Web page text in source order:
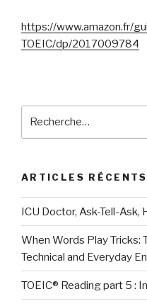
https://www.amazon.fr/
TOEIC/dp/2017009784
ARTICLES RÉCENTS
ICU Doctor, Ask-Tell-
When Words Play Tricks:
Technical and Everyday
TOEIC® Reading part 5 :